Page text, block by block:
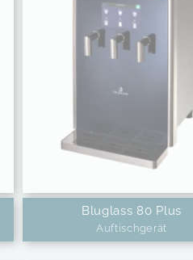
Bluglass 80 Plus
Auftischgerät